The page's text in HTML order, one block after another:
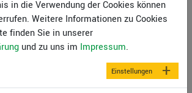
Uni- und Studentenlizenzen
in die Verwendung der Cookies können
Weitere Informationen zu Cookies
finden Sie in unserer
und zu uns im Impressum.
Einstellungen